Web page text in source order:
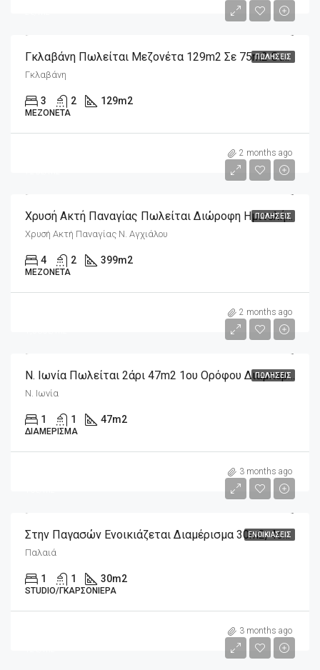
ΠΩΛΉΣΕΙΣ
Γκλαβάνη Πωλείται Μεζονέτα 129m2 Σε 75m2 Οικόπεδο Πλήρως Ανακαινισμένη
Γκλαβάνη
3 2 129m2
ΜΕΖΟΝΈΤΑ
2 months ago
ΠΩΛΉΣΕΙΣΧρυσή Ακτή Παναγίας Πωλείται Διώροφη Ημιτελής Οικοδομή 399m2 Σε Οικόπεδο 334m2
Χρυσή Ακτή Παναγίας Ν. Αγχιάλου
4 2 399m2
ΜΕΖΟΝΈΤΑ
2 months ago
ΠΩΛΉΣΕΙΣΝ. Ιωνία Πωλείται 2άρι 47m2 1ου Ορόφου Διαμπερές
Ν. Ιωνία
1 1 47m2
ΔΙΑΜΈΡΙΣΜΑ
3 months ago
ΕΝΟΙΚΙΆΣΕΙΣ
Στην Παγασών Ενοικιάζεται Διαμέρισμα 30m2, 4ου Ορόφου
Παλαιά
1 1 30m2
STUDIO/ΓΚΑΡΣΟΝΙΈΡΑ
3 months ago